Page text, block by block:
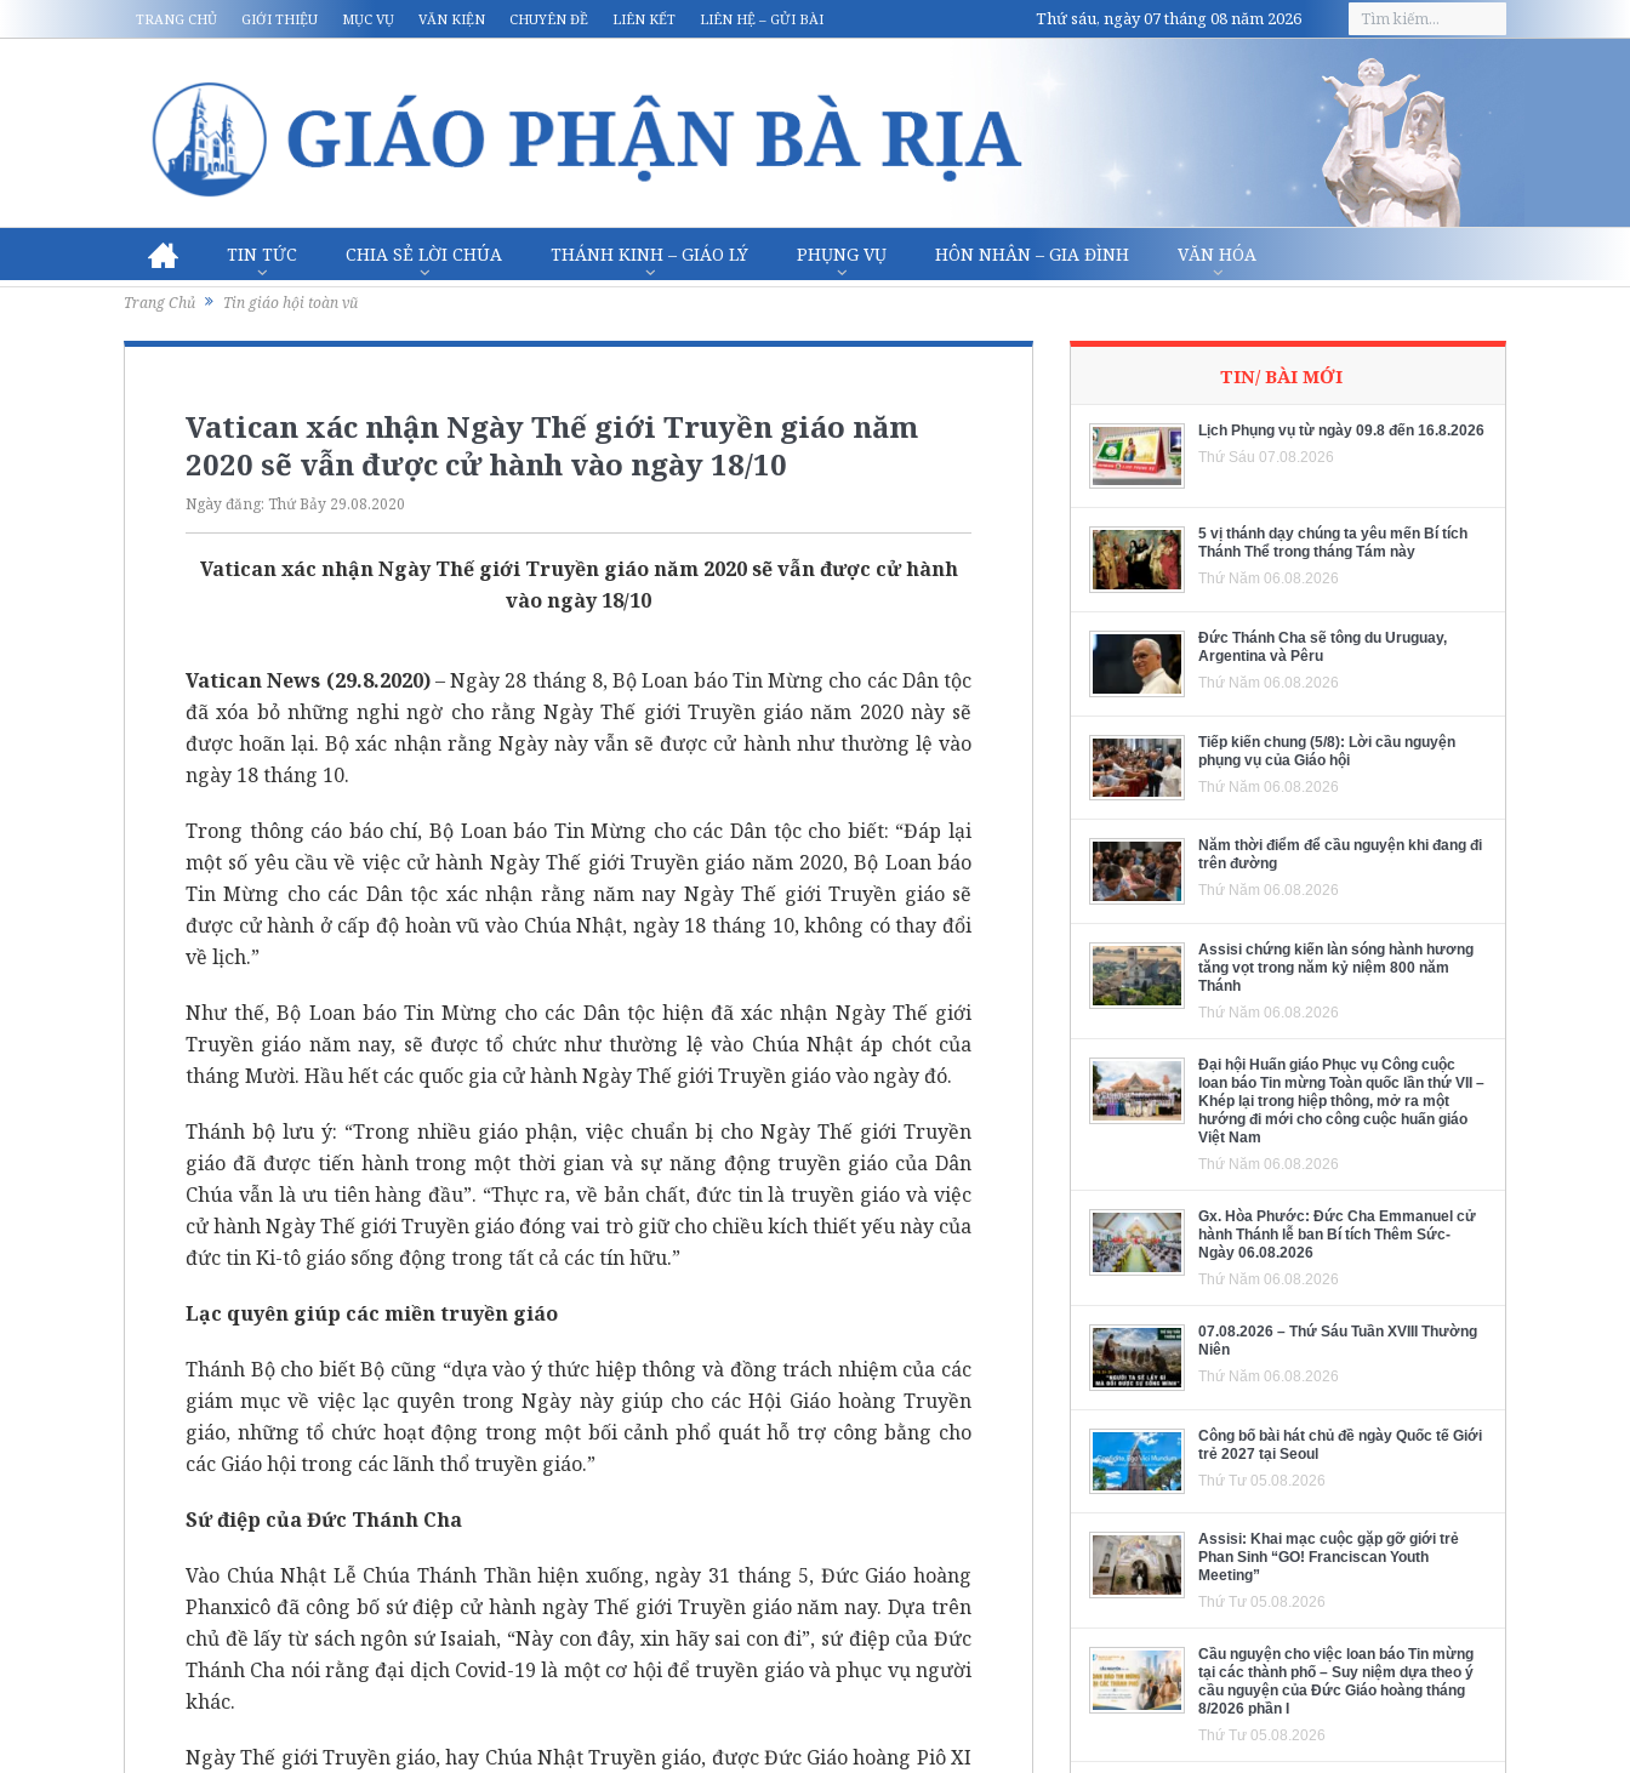
TRANG CHỦ GIỚI THIỆU MỤC VỤ VĂN KIỆN CHUYÊN ĐỀ LIÊN KẾT LIÊN HỆ – GỬI BÀI Thứ sáu, ngày 07 tháng 08 năm 2026
TIN TỨC CHIA SẺ LỜI CHÚA THÁNH KINH – GIÁO LÝ PHỤNG VỤ HÔN NHÂN – GIA ĐÌNH VĂN HÓA
Trang Chủ Tin giáo hội toàn vũ
Vatican xác nhận Ngày Thế giới Truyền giáo năm
2020 sẽ vẫn được cử hành vào ngày 18/10
Ngày đăng: Thứ Bảy 29.08.2020
Vatican xác nhận Ngày Thế giới Truyền giáo năm 2020 sẽ vẫn được cử hành
vào ngày 18/10
Vatican News (29.8.2020)– Ngày 28 tháng 8, Bộ Loan báo Tin Mừng cho các Dân tộc
đã xóa bỏ những nghi ngờ cho rằng Ngày Thế giới Truyền giáo năm 2020 này sẽ
được hoãn lại. Bộ xác nhận rằng Ngày này vẫn sẽ được cử hành như thường lệ vào
ngày 18 tháng 10.
Trong thông cáo báo chí, Bộ Loan báo Tin Mừng cho các Dân tộc cho biết: “Đáp lại
một số yêu cầu về việc cử hành Ngày Thế giới Truyền giáo năm 2020, Bộ Loan báo
Tin Mừng cho các Dân tộc xác nhận rằng năm nay Ngày Thế giới Truyền giáo sẽ
được cử hành ở cấp độ hoàn vũ vào Chúa Nhật, ngày 18 tháng 10, không có thay đổi
về lịch.”
Như thế, Bộ Loan báo Tin Mừng cho các Dân tộc hiện đã xác nhận Ngày Thế giới
Truyền giáo năm nay, sẽ được tổ chức như thường lệ vào Chúa Nhật áp chót của
tháng Mười. Hầu hết các quốc gia cử hành Ngày Thế giới Truyền giáo vào ngày đó.
Thánh bộ lưu ý: “Trong nhiều giáo phận, việc chuẩn bị cho Ngày Thế giới Truyền
giáo đã được tiến hành trong một thời gian và sự năng động truyền giáo của Dân
Chúa vẫn là ưu tiên hàng đầu”. “Thực ra, về bản chất, đức tin là truyền giáo và việc
cử hành Ngày Thế giới Truyền giáo đóng vai trò giữ cho chiều kích thiết yếu này của
đức tin Ki-tô giáo sống động trong tất cả các tín hữu.”
Lạc quyên giúp các miền truyền giáo
Thánh Bộ cho biết Bộ cũng “dựa vào ý thức hiệp thông và đồng trách nhiệm của các
giám mục về việc lạc quyên trong Ngày này giúp cho các Hội Giáo hoàng Truyền
giáo, những tổ chức hoạt động trong một bối cảnh phổ quát hỗ trợ công bằng cho
các Giáo hội trong các lãnh thổ truyền giáo.”
Sứ điệp của Đức Thánh Cha
Vào Chúa Nhật Lễ Chúa Thánh Thần hiện xuống, ngày 31 tháng 5, Đức Giáo hoàng
Phanxicô đã công bố sứ điệp cử hành ngày Thế giới Truyền giáo năm nay. Dựa trên
chủ đề lấy từ sách ngôn sứ Isaiah, “Này con đây, xin hãy sai con đi”, sứ điệp của Đức
Thánh Cha nói rằng đại dịch Covid-19 là một cơ hội để truyền giáo và phục vụ người
khác.
Ngày Thế giới Truyền giáo, hay Chúa Nhật Truyền giáo, được Đức Giáo hoàng Piô XI
TIN/ BÀI MỚI
Lịch Phụng vụ từ ngày 09.8 đến 16.8.2026
Thứ Sáu 07.08.2026
5 vị thánh dạy chúng ta yêu mến Bí tích
Thánh Thể trong tháng Tám này
Thứ Năm 06.08.2026
Đức Thánh Cha sẽ tông du Uruguay,
Argentina và Pêru
Thứ Năm 06.08.2026
Tiếp kiến chung (5/8): Lời cầu nguyện
phụng vụ của Giáo hội
Thứ Năm 06.08.2026
Năm thời điểm để cầu nguyện khi đang đi
trên đường
Thứ Năm 06.08.2026
Assisi chứng kiến làn sóng hành hương
tăng vọt trong năm kỷ niệm 800 năm
Thánh
Thứ Năm 06.08.2026
Đại hội Huấn giáo Phục vụ Công cuộc
loan báo Tin mừng Toàn quốc lần thứ VII –
Khép lại trong hiệp thông, mở ra một
hướng đi mới cho công cuộc huấn giáo
Việt Nam
Thứ Năm 06.08.2026
Gx. Hòa Phước: Đức Cha Emmanuel cử
hành Thánh lễ ban Bí tích Thêm Sức-
Ngày 06.08.2026
Thứ Năm 06.08.2026
07.08.2026 – Thứ Sáu Tuần XVIII Thường
Niên
Thứ Năm 06.08.2026
Công bố bài hát chủ đề ngày Quốc tế Giới
trẻ 2027 tại Seoul
Thứ Tư 05.08.2026
Assisi: Khai mạc cuộc gặp gỡ giới trẻ
Phan Sinh “GO! Franciscan Youth
Meeting”
Thứ Tư 05.08.2026
Cầu nguyện cho việc loan báo Tin mừng
tại các thành phố – Suy niệm dựa theo ý
cầu nguyện của Đức Giáo hoàng tháng
8/2026 phần I
Thứ Tư 05.08.2026